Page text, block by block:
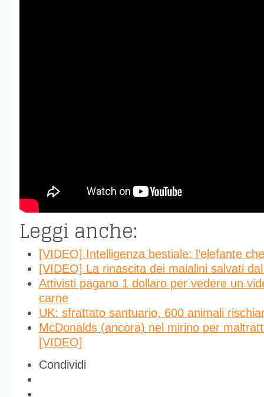
Leggi anche:
[VIDEO] Intelligenza bestiale: l’elefante
[VIDEO] La rinascita dei maialini salvati
Attivisti pagano 1 dollaro per vedere un
carne
UK: sfrattato santuario, 600 animali
McDonalds (ancora) nel mirino per
[VIDEO]
Condividi